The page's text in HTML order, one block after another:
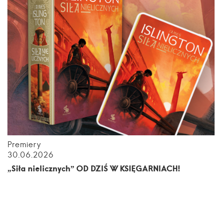
Premiery
30.06.2026
„Siła nielicznych” OD DZIŚ W KSIĘGARNIACH!